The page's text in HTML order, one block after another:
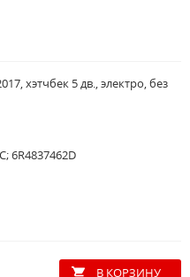
хэтчбек 5 дв., электро, без
6R4837462D